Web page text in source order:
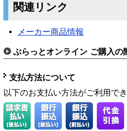
関連リンク
メーカー商品情報
ぷらっとオンライン ご購入の
支払方法について
以下のお支払い方法がご利用で